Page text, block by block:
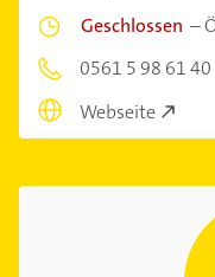
Geschlossen –
0561 5 98 61 40
Webseite